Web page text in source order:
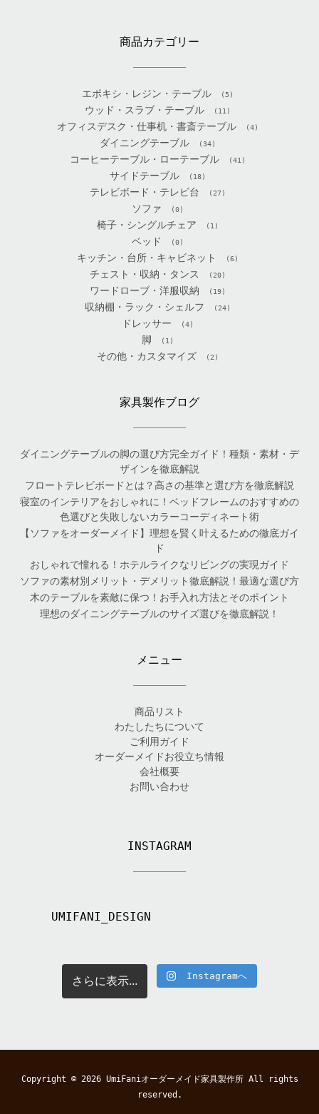
商品カテゴリー
エポキシ・レジン・テーブル (5)
ウッド・スラブ・テーブル (11)
オフィスデスク・仕事机・書斎テーブル (4)
ダイニングテーブル (34)
コーヒーテーブル・ローテーブル (41)
サイドテーブル (18)
テレビボード・テレビ台 (27)
ソファ (0)
椅子・シングルチェア (1)
ベッド (0)
キッチン・台所・キャビネット (6)
チェスト・収納・タンス (20)
ワードローブ・洋服収納 (19)
収納棚・ラック・シェルフ (24)
ドレッサー (4)
脚 (1)
その他・カスタマイズ (2)
家具製作ブログ
ダイニングテーブルの脚の選び方完全ガイド！種類・素材・デ
ザインを徹底解説
フロートテレビボードとは？高さの基準と選び方を徹底解説
寝室のインテリアをおしゃれに！ベッドフレームのおすすめの
色選びと失敗しないカラーコーディネート術
【ソファをオーダーメイド】理想を賢く叶えるための徹底ガイ
ド
おしゃれで憧れる！ホテルライクなリビングの実現ガイド
ソファの素材別メリット・デメリット徹底解説！最適な選び方
木のテーブルを素敵に保つ！お手入れ方法とそのポイント
理想のダイニングテーブルのサイズ選びを徹底解説！
メニュー
商品リスト
わたしたちについて
ご利用ガイド
オーダーメイドお役立ち情報
会社概要
お問い合わせ
INSTAGRAM
UMIFANI_DESIGN
さらに表示... Instagramへ
Copyright © 2026 UmiFaniオーダーメイド家具製作所All rights
reserved.